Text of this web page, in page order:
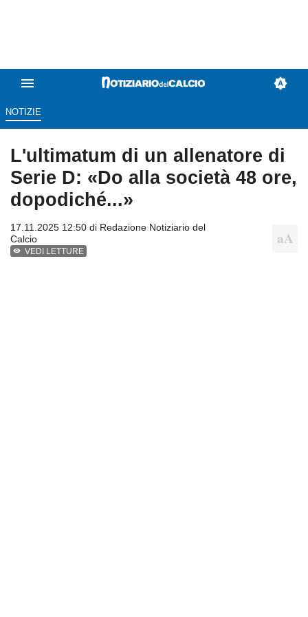
NOTIZIE
L'ultimatum di un allenatore di
Serie D: «Do alla società 48 ore,
dopodiché...»
17.11.2025 12:50 di Redazione Notiziario del
Calcio
VEDI LETTURE